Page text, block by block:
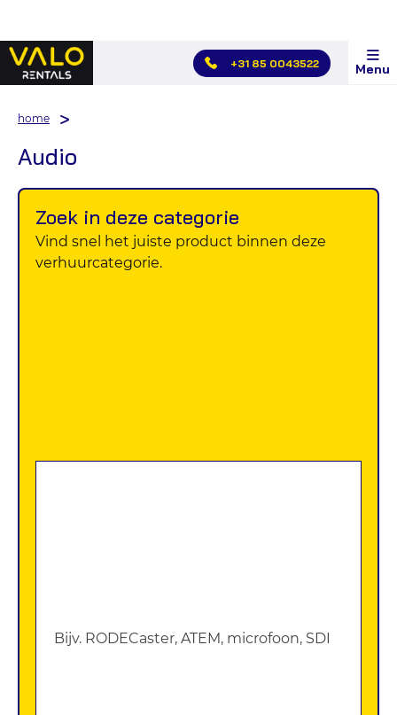
Hoofdmenu
overslaan
+31 85 0043522 Menu
home
Audio
Zoek in deze categorie
Vind snel het juiste product binnen deze
verhuurcategorie.